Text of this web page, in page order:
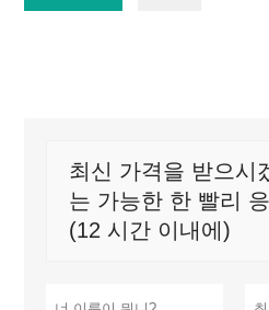
최신 가격을 받으시
는 가능한 한 빨리
(12 시간 이내에)